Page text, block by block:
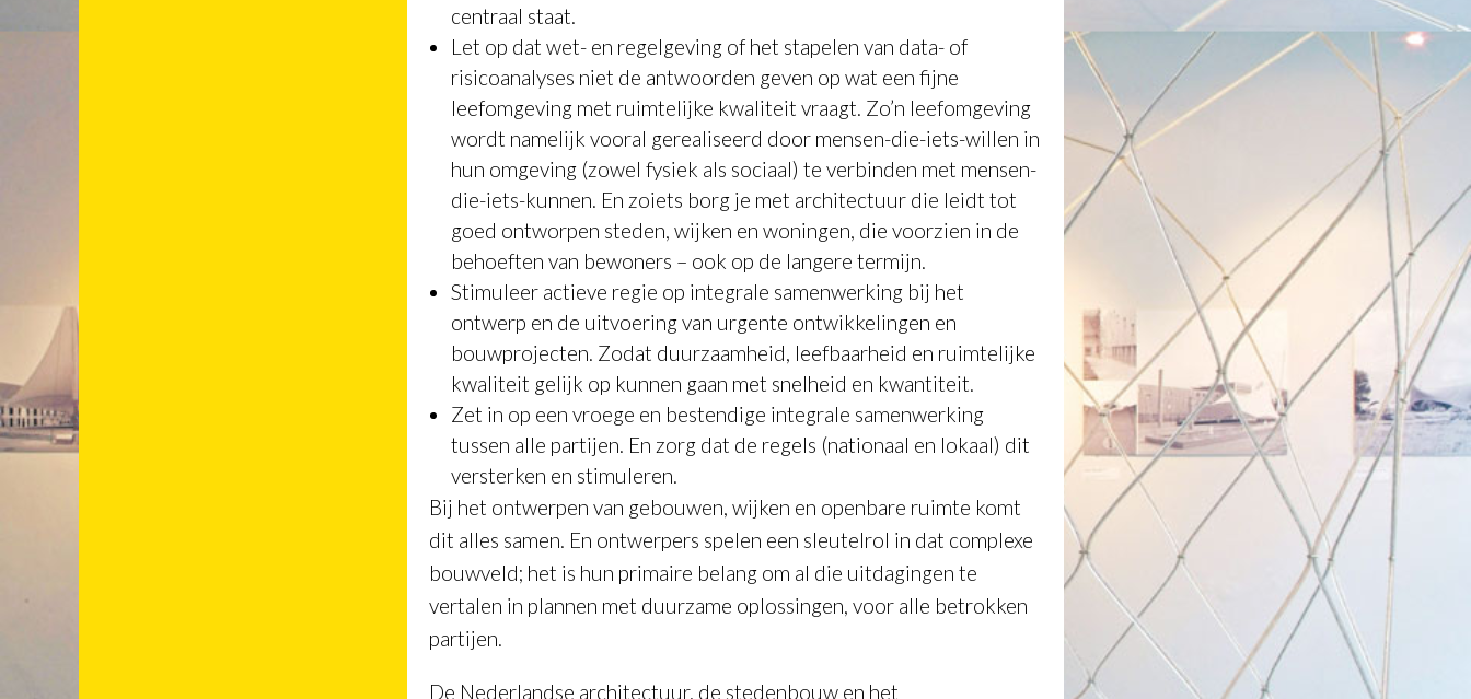
centraal staat.
Let op dat wet- en regelgeving of het stapelen van data- of
risicoanalyses niet de antwoorden geven op wat een fijne
leefomgeving met ruimtelijke kwaliteit vraagt. Zo’n leefomgeving
wordt namelijk vooral gerealiseerd door mensen-die-iets-willen in
hun omgeving (zowel fysiek als sociaal) te verbinden met mensen-
die-iets-kunnen. En zoiets borg je met architectuur die leidt tot
goed ontworpen steden, wijken en woningen, die voorzien in de
behoeften van bewoners – ook op de langere termijn.
Stimuleer actieve regie op integrale samenwerking bij het
ontwerp en de uitvoering van urgente ontwikkelingen en
bouwprojecten. Zodat duurzaamheid, leefbaarheid en ruimtelijke
kwaliteit gelijk op kunnen gaan met snelheid en kwantiteit.
Zet in op een vroege en bestendige integrale samenwerking
tussen alle partijen. En zorg dat de regels (nationaal en lokaal) dit
versterken en stimuleren.
Bij het ontwerpen van gebouwen, wijken en openbare ruimte komt
dit alles samen. En ontwerpers spelen een sleutelrol in dat complexe
bouwveld; het is hun primaire belang om al die uitdagingen te
vertalen in plannen met duurzame oplossingen, voor alle betrokken
partijen.
De Nederlandse architectuur, de stedenbouw en het